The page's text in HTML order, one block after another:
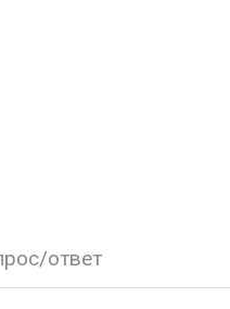
ответ